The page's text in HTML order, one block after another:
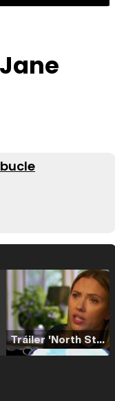
Tráiler 'North Star' (2023)